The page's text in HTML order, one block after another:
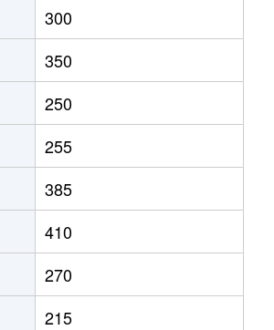
信濃平
戸狩野沢温泉
640万円 飯山
300
350
250
255
385
410
270
215